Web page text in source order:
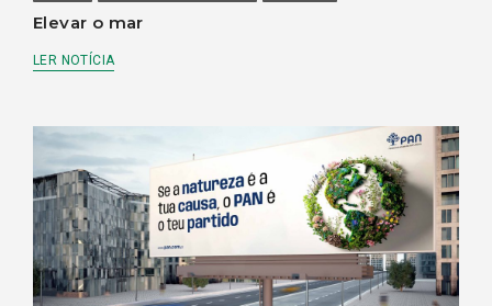
Elevar o mar
LER NOTÍCIA